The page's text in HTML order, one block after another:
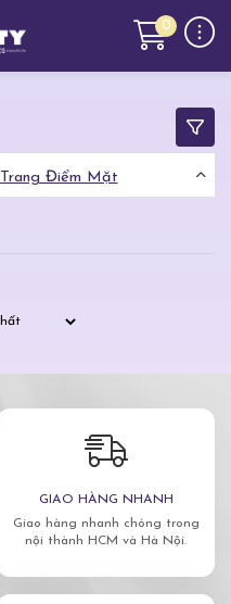
0
Trang Điểm Mặt
GIAO HÀNG NHANH
Giao hàng nhanh chóng trong
nội thành HCM và Hà Nội.